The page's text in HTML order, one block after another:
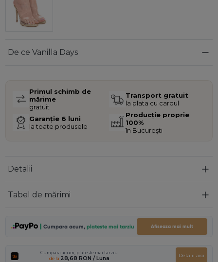
De ce Vanilla Days
Primul schimb de
mărime
gratuit
Transport gratuit
la plata cu cardul
Garanție 6 luni
la toate produsele
Producție proprie
100%
în București
Detalii
Tabel de mărimi
Cumpara acum, plateste mai tarziu Afiseaza mai mult
Cumpara acum, plateste mai tarziu
de la 28,68 RON / Luna Detalii aici